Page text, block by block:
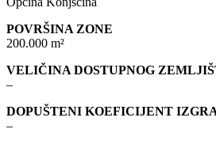
POVRŠINA ZONE
200.000 m²
VELIČINA DOSTUPNOG
–
DOPUŠTENI KOEFICIJENT
–